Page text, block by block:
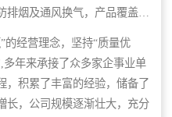
排烟及通风换气，产品覆盖国
的经营理念，坚持“质量优
年来承接了众多家企事业单
，积累了丰富的经验，储备了
长，公司规模逐渐壮大，充分